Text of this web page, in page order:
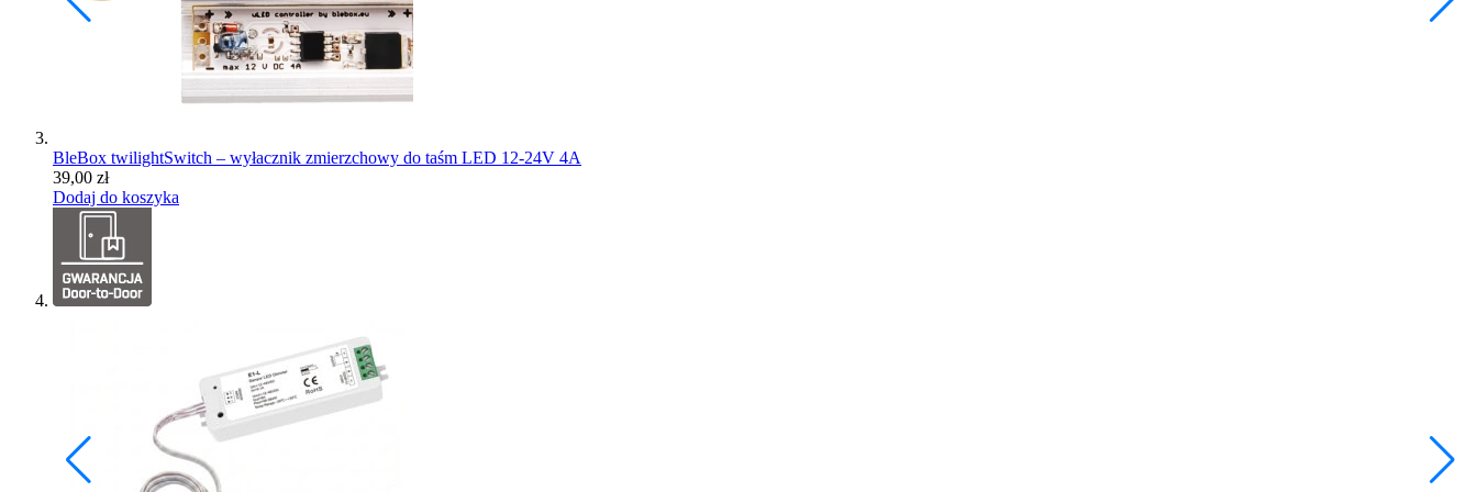
BleBox twilightSwitch – wyłacznik zmierzchowy do taśm LED 12-24V 4A
39,00 zł
Dodaj do koszyka